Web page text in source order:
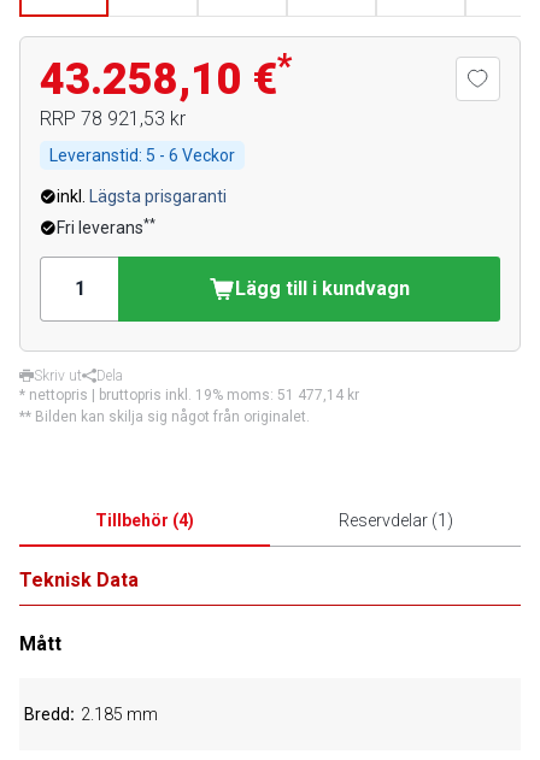
43.258,10 €*
RRP 78 921,53 kr
Leveranstid: 5 - 6 Veckor
inkl.
Lägsta prisgaranti
Fri leverans**
Lägg till i kundvagn
Skriv ut
Dela
* nettopris | bruttopris inkl. 19% moms: 51 477,14 kr
** Bilden kan skilja sig något från originalet.
Tillbehör (4) Reservdelar(1 )
Teknisk Data
Mått
Bredd 2.185 mm